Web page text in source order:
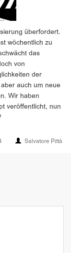
überfordert.
wöchentlich zu
das
von
der
auch um neue
Wir haben
veröffentlicht, nun
Salvatore Pittà